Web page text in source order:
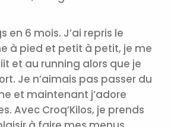
en 6 mois. J’ai repris le
à pied et petit à petit, je me
et au running alors que je
Je n’aimais pas passer du
et maintenant j’adore
Avec Croq’Kilos, je prends